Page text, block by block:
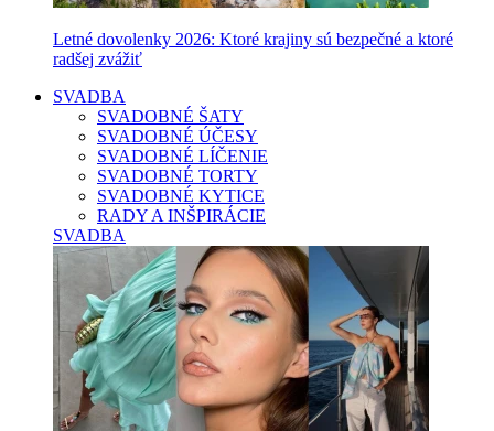
Letné dovolenky 2026: Ktoré krajiny sú bezpečné a ktoré
radšej zvážiť
SVADBA
SVADOBNÉ ŠATY
SVADOBNÉ ÚČESY
SVADOBNÉ LÍČENIE
SVADOBNÉ TORTY
SVADOBNÉ KYTICE
RADY A INŠPIRÁCIE
SVADBA